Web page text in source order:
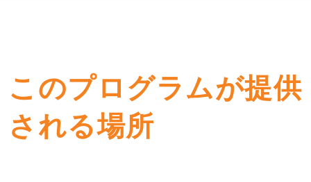
このプログラムが提供
される場所